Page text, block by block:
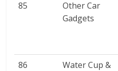
85
Other Car
Gadgets
86
Water Cup &